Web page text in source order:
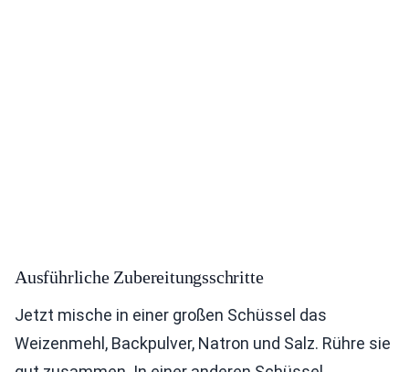
Ausführliche Zubereitungsschritte
Jetzt mische in einer großen Schüssel das
Weizenmehl, Backpulver, Natron und Salz. Rühre sie